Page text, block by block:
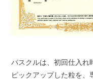
パスクルは、初回仕入れ
ピックアップした粒を、